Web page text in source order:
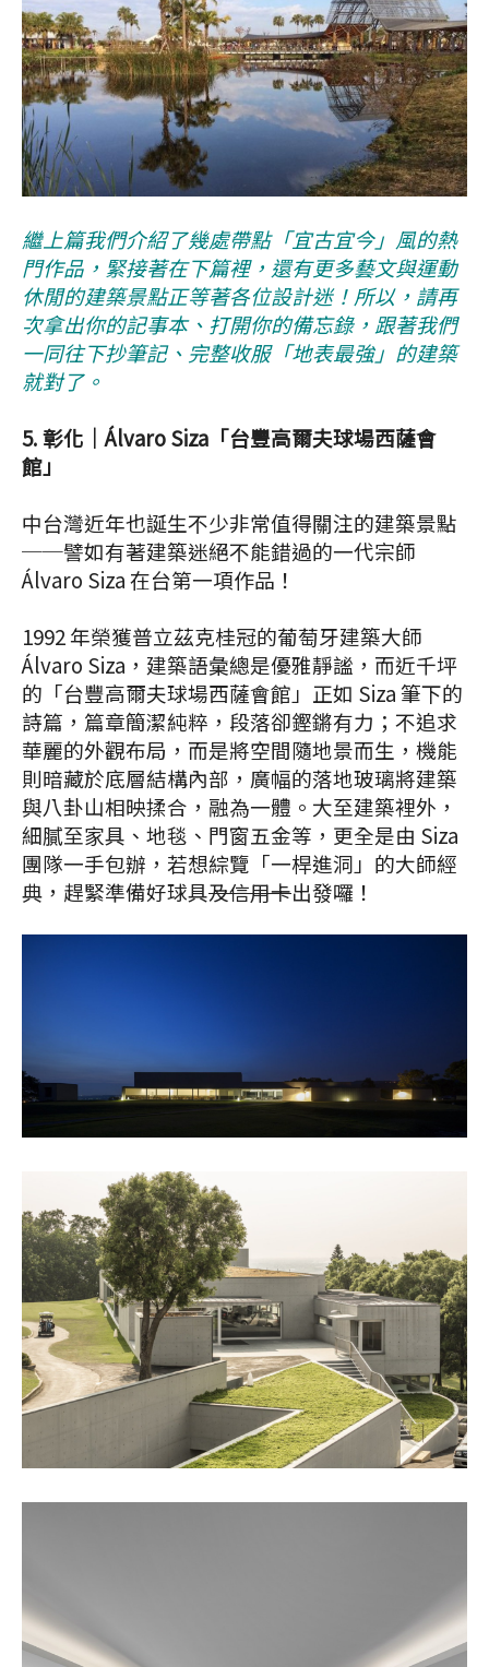
繼上篇我們介紹了幾處帶點「宜古宜今」風的熱
門作品，緊接著在下篇裡，還有更多藝文與運動
休閒的建築景點正等著各位設計迷！所以，請再
次拿出你的記事本、打開你的備忘錄，跟著我們
一同往下抄筆記、完整收服「地表最強」的建築
就對了。
5.彰化│ Álvaro Siza 「台豐高爾夫球場西薩會
館」
中台灣近年也誕生不少非常值得關注的建築景點
──譬如有著建築迷絕不能錯過的一代宗師
Álvaro Siza 在台第一項作品！
1992 年榮獲普立茲克桂冠的葡萄牙建築大師
Álvaro Siza，建築語彙總是優雅靜謐，而近千坪
的「台豐高爾夫球場西薩會館」正如 Siza 筆下的
詩篇，篇章簡潔純粹，段落卻鏗鏘有力；不追求
華麗的外觀布局，而是將空間隨地景而生，機能
則暗藏於底層結構內部，廣幅的落地玻璃將建築
與八卦山相映揉合，融為一體。大至建築裡外，
細膩至家具、地毯、門窗五金等，更全是由 Siza
團隊一手包辦，若想綜覽「一桿進洞」的大師經
典，趕緊準備好球具及信用卡出發囉！